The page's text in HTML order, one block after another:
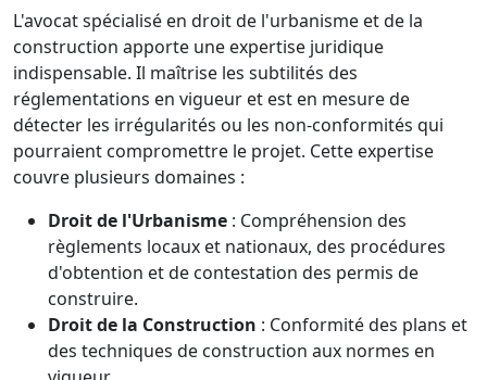
L'avocat spécialisé en droit de l'urbanisme et de la
construction apporte une expertise juridique
indispensable. Il maîtrise les subtilités des
réglementations en vigueur et est en mesure de
détecter les irrégularités ou les non-conformités qui
pourraient compromettre le projet. Cette expertise
couvre plusieurs domaines :
Droit de l'Urbanisme : Compréhension des
règlements locaux et nationaux, des procédures
d'obtention et de contestation des permis de
construire.
Droit de la Construction : Conformité des plans et
des techniques de construction aux normes en